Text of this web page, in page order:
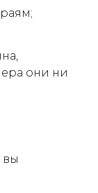
они ни
вы